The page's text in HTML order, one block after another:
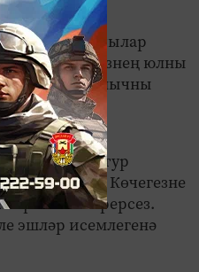
февраль)
караучылар
фикере сезнең юлны
ышанычны
март)
матур
онытмагыз. Көчегезне
өлгерерсез.
эшләр исемлегенә